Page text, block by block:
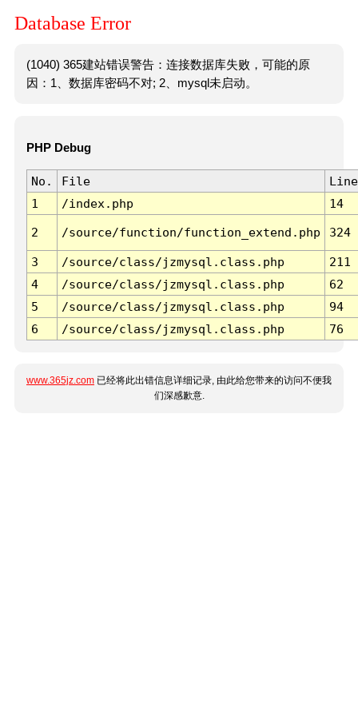
Database Error
(1040) 365建站错误警告：连接数据库失败，可能的原
因：1、数据库密码不对; 2、mysql未启动。
PHP Debug
No. File
Line
1
/index.php 14
2 /source/function/function_extend.php 324
3 /source/class/jzmysql.class.php
211
4
/source/class/jzmysql.class.php
62
5
/source/class/jzmysql.class.php
94
6
/source/class/jzmysql.class.php 76
www.365jz.com 已经将此出错信息详细记录, 由此给您带来的访问不便我
们深感歉意.